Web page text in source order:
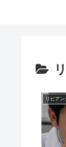
リビアン